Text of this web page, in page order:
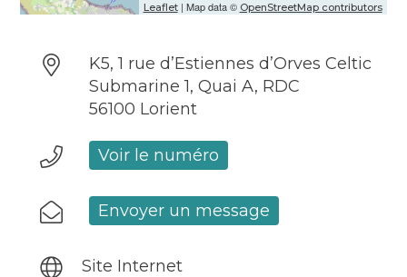
Leaflet| Map data © OpenStreetMap contributors
K5, 1 rue d’Estiennes d’Orves Celtic
Submarine 1, Quai A, RDC
56100 Lorient
Voir le numéro
Envoyer un message
Site Internet